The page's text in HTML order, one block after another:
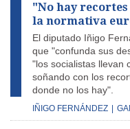
"No hay
la normativa
El diputado Iñigo
que "confunda sus
"los socialistas llevan
soñando con los
donde no los hay".
IÑIGO FERNÁNDEZ